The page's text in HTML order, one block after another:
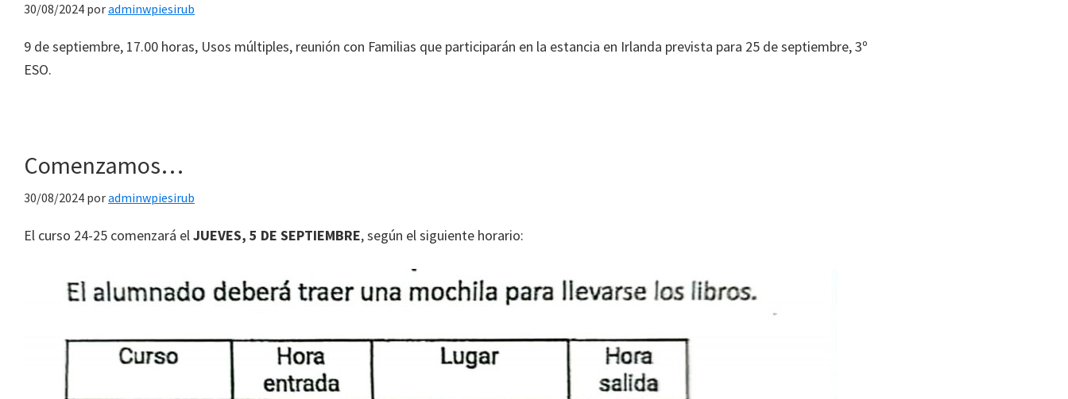
30/08/2024 poradminwpiesirub
9 de septiembre, 17.00 horas, Usos múltiples, reunión con Familias que participarán en la estancia en Irlanda prevista para 25 de septiembre, 3º
ESO.
Comenzamos…
30/08/2024 poradminwpiesirub
El curso 24-25 comenzará elJUEVES, 5 DE SEPTIEMBRE, según el siguiente horario: